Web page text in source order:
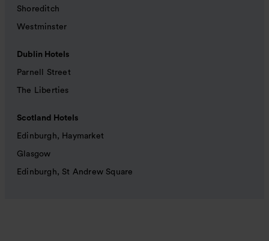
Shoreditch
Westminster
Dublin Hotels
Parnell Street
The Liberties
Scotland Hotels
Edinburgh, Haymarket
Glasgow
Edinburgh, St Andrew Square